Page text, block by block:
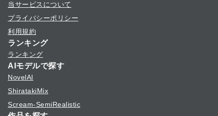
当サービスについて
プライバシーポリシー
利用規約
ランキング
ランキング
AIモデルで探す
NovelAI
ShiratakiMix
Scream-SemiRealistic